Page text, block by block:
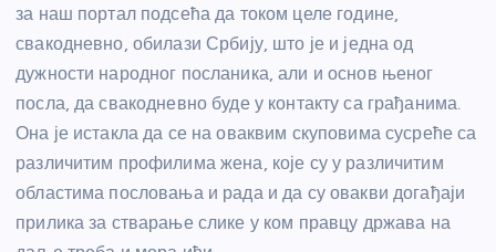
за наш портал подсећа да током целе године,
свакодневно, обилази Србију, што је и једна од
дужности народног посланика, али и основ њеног
посла, да свакодневно буде у контакту са грађанима.
Она је истакла да се на оваквим скуповима сусреће са
различитим профилима жена, које су у различитим
областима пословања и рада и да су овакви догађаји
прилика за стварање слике у ком правцу држава на